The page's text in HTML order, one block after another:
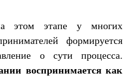
этом этапе у многих
формируется
о сути процесса.
воспринимается как